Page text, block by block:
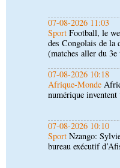
07-08-2026 10:18
Afrique-Monde
numérique
07-08-2026 10:10
SportNzango:
bureau exécutif
06-08-2026 16:30
SociétéDiaspora :
l'étranger à